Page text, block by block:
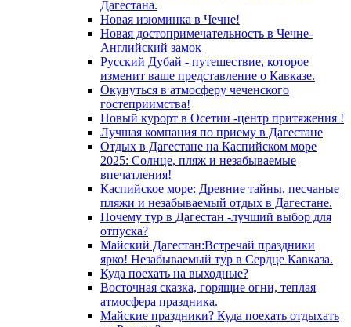
Дагестана.
Новая изюминка в Чечне!
Новая достопримечательность в Чечне-
Английский замок
Русский Дубай - путешествие, которое
изменит ваше представление о Кавказе.
Окунуться в атмосферу чеченского
гостеприимства!
Новый курорт в Осетии -центр притяжения !
Лучшая компания по приему в Дагестане
Отдых в Дагестане на Каспийском море
2025: Солнце, пляж и незабываемые
впечатления!
Каспийское море: Древние тайны, песчаные
пляжи и незабываемый отдых в Дагестане.
Почему тур в Дагестан -лучший выбор для
отпуска?
Майский Дагестан:Встречай праздники
ярко! Незабываемый тур в Сердце Кавказа.
Куда поехать на выходные?
Восточная сказка, горящие огни, теплая
атмосфера праздника.
Майские праздники? Куда поехать отдыхать